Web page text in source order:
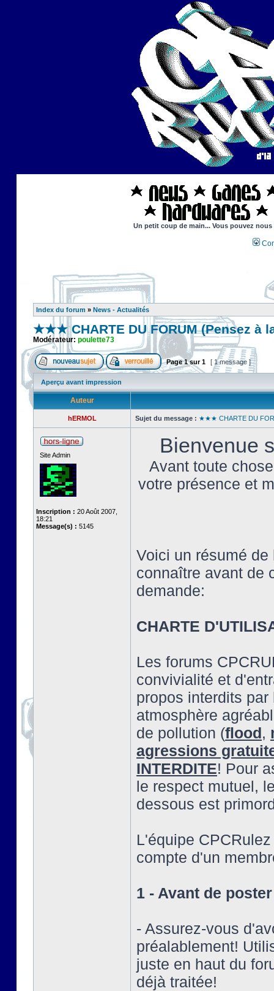
Un petit coup de main... Vous pouvez
Index du forum » News - Actualités
★★★ CHARTE DU FORUM (Pensez
Modérateur: poulette73
Page1sur1 [ 1 message ]
Aperçu avant impression
Auteur
hERMOL Sujet du message : ★★★ CHARTE DU
Site Admin
Inscription : 20 Août 2007,
18:21
Message(s) : 5145
Bienvenue
Avant toute
votre présence et
Voici un résumé
connaître avant de
demande:
CHARTE
Les forums
convivialité et
propos interdits
atmosphère
de pollution (flood ,
agressions
INTERDITE! Pour
le respect mutuel,
dessous est
L'équipe
compte d'un
1 - Avant de
- Assurez-vous
préalablement!
juste en haut du
déjà traitée!